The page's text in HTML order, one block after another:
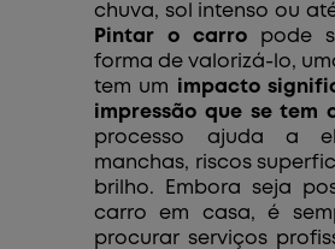
chuva, sol intenso ou
Pintar o carro pode
forma de valorizá-lo,
tem um impacto
impressão que se tem
processo ajuda a
manchas, riscos
brilho. Embora seja
carro em casa, é
procurar serviços